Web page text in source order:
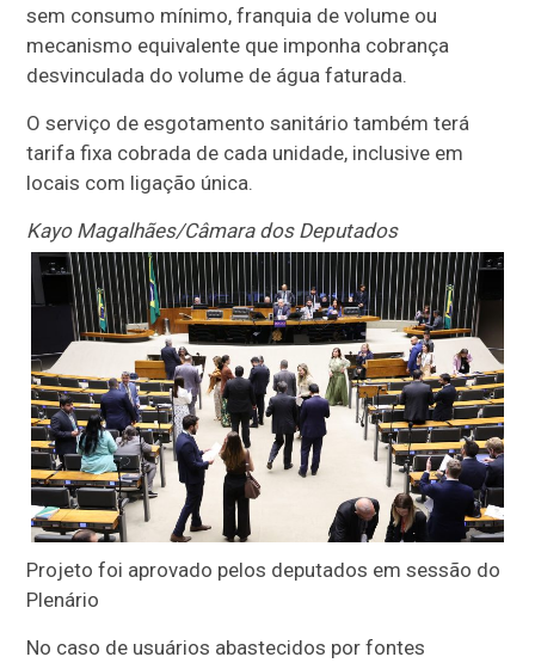
sem consumo mínimo, franquia de volume ou
mecanismo equivalente que imponha cobrança
desvinculada do volume de água faturada.
O serviço de esgotamento sanitário também terá
tarifa fixa cobrada de cada unidade, inclusive em
locais com ligação única.
Kayo Magalhães/Câmara dos Deputados
Projeto foi aprovado pelos deputados em sessão do
Plenário
No caso de usuários abastecidos por fontes